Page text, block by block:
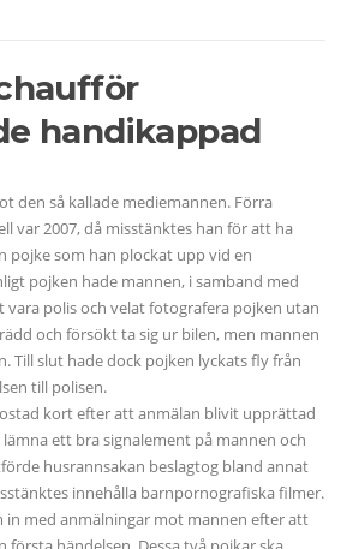
handikappad
den så kallade mediemannen. Förra
var 2007, då misstänktes han för att ha
pojke som han plockat upp vid en
pojken hade mannen, i samband med
polis och velat fotografera pojken utan
och försökt ta sig ur bilen, men mannen
Till slut hade dock pojken lyckats fly från
till polisen.
kort efter att anmälan blivit upprättad
ett bra signalement på mannen och
husrannsakan beslagtog bland annat
innehålla barnpornografiska filmer.
in med anmälningar mot mannen efter att